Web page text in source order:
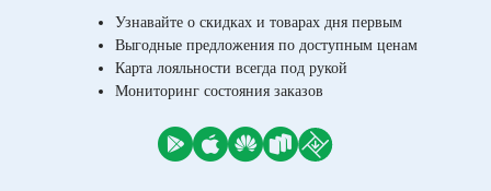
Узнавайте о скидках и товарах дня первым
Выгодные предложения по доступным ценам
Карта лояльности всегда под рукой
Мониторинг состояния заказов